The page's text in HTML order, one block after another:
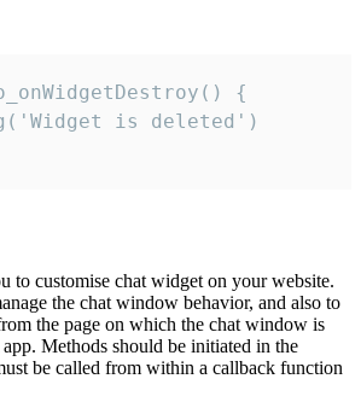
{
is deleted')
to customise chat widget on your website.
the chat window behavior, and also to
the page on which the chat window is
Methods should be initiated in the
be called from within a callback function